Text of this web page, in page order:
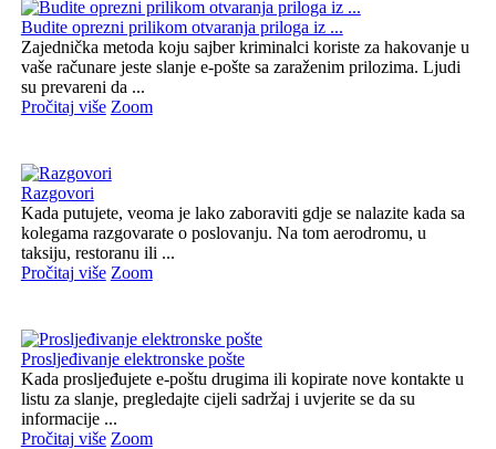
Budite oprezni prilikom otvaranja priloga iz ...
Zajednička metoda koju sajber kriminalci koriste za hakovanje u
vaše računare jeste slanje e-pošte sa zaraženim prilozima. Ljudi
su prevareni da ...
Pročitaj više Zoom
Razgovori
Kada putujete, veoma je lako zaboraviti gdje se nalazite kada sa
kolegama razgovarate o poslovanju. Na tom aerodromu, u
taksiju, restoranu ili ...
Pročitaj više Zoom
Prosljeđivanje elektronske pošte
Kada prosljeđujete e-poštu drugima ili kopirate nove kontakte u
listu za slanje, pregledajte cijeli sadržaj i uvjerite se da su
informacije ...
Pročitaj više Zoom